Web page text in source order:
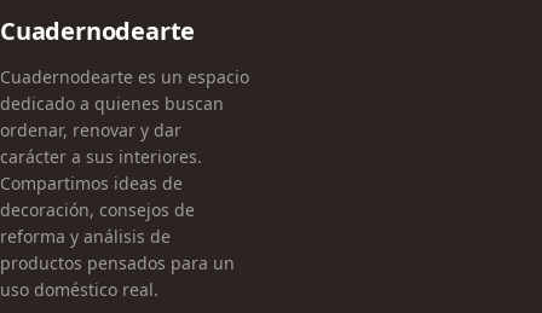
Cuadernodearte
Cuadernodearte es un espacio
dedicado a quienes buscan
ordenar, renovar y dar
carácter a sus interiores.
Compartimos ideas de
decoración, consejos de
reforma y análisis de
productos pensados para un
uso doméstico real.